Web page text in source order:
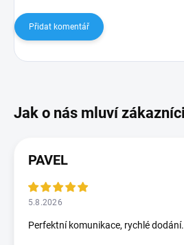
Přidat komentář
PAVEL
5.8.2026
Perfektní komunikace, rychlé dodání.